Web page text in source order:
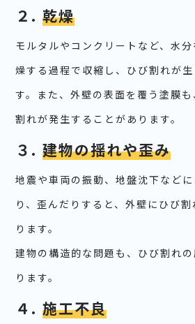
２.乾燥
モルタルやコンクリートなど、水
燥する過程で収縮し、ひび割れが
す。また、外壁の表面を覆う塗膜
割れが発生することがあります。
３.建物の揺れや歪み
地震や車両の振動、地盤沈下など
り、歪んだりすると、外壁にひび
ります。
建物の構造的な問題も、ひび割れ
ります。
４.施工不良